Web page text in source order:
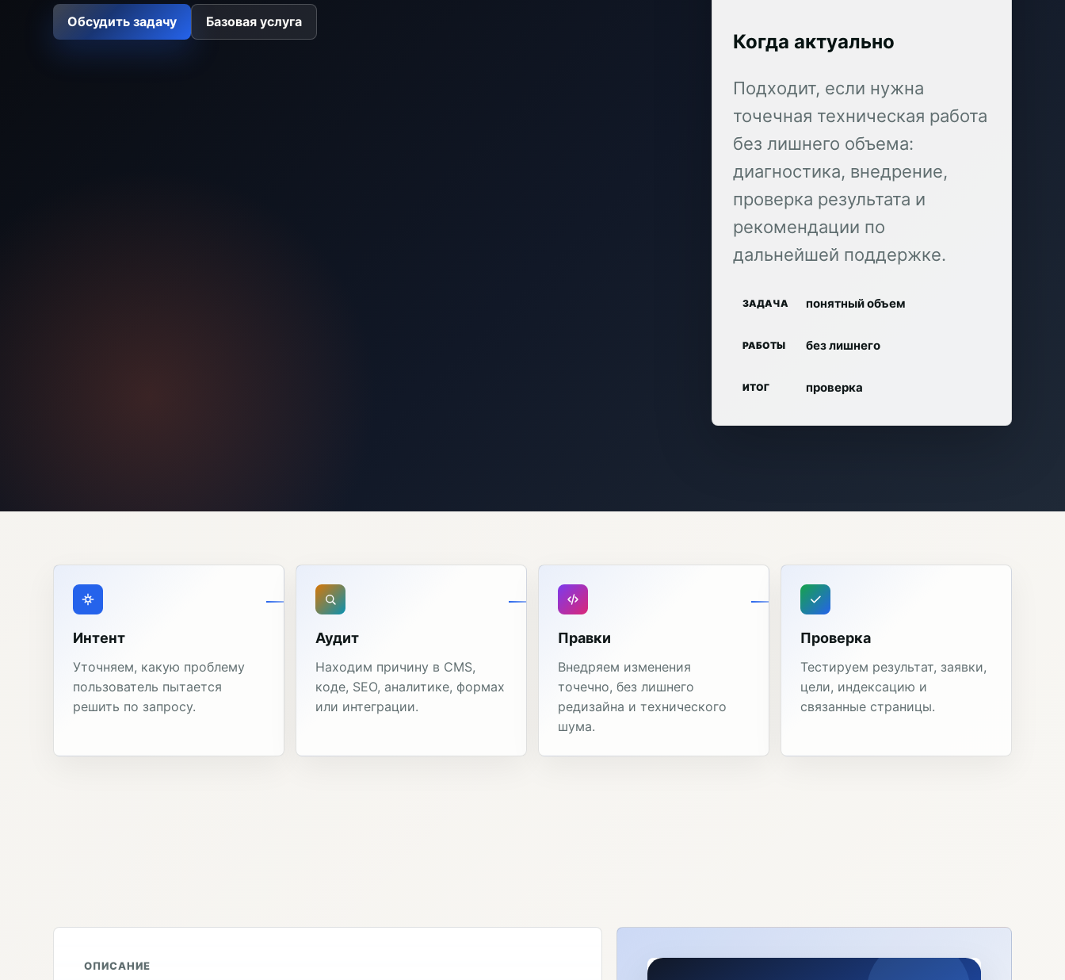
Обсудить задачу Базовая услуга
Когда актуально
Подходит, если нужна
точечная техническая работа
без лишнего объема:
диагностика, внедрение,
проверка результата и
рекомендации по
дальнейшей поддержке.
ЗАДАЧА понятный объем
РАБОТЫ без лишнего
ИТОГ проверка
Интент
Уточняем, какую проблему
пользователь пытается
решить по запросу.
Аудит
Находим причину в CMS,
коде, SEO, аналитике, формах
или интеграции.
Правки
Внедряем изменения
точечно, без лишнего
редизайна и технического
шума.
Проверка
Тестируем результат, заявки,
цели, индексацию и
связанные страницы.
ОПИСАНИЕ